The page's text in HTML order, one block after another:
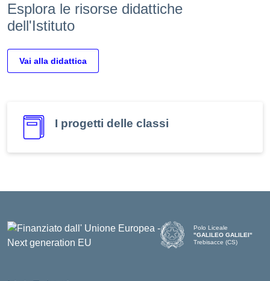
Esplora le risorse didattiche
dell'Istituto
Vai alla didattica
I progetti delle classi
Polo Liceale
"GALILEO GALILEI"
Trebisacce (CS)